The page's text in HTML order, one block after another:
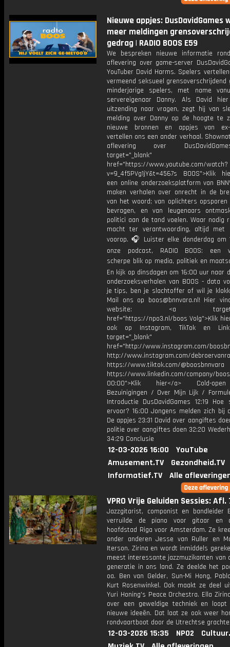
Nieuwe appjes: DusDavidGames
meer meldingen
gedrag | RADIO BOOS E59
We bespreken nieuwe informatie
aflevering over game-server
YouTuber David Harms. Spelers
vermeend seksueel grensoverschrijdend
minderjarige spelers, met name
servereigenaar Danny. Als David
uitzending naar vragen, zegt hij van
melding over Danny op de hoogte te
nieuwe bronnen en appjes van ex-
vertellen ons een ander verhaal.
aflevering over
target="_blank"
href="https://www.youtube.com/watch?
v=9_4f5PVg1jY&t=4567s BOOS">Klik
een online onderzoeksplatform van
maken verhalen over onrecht in de
van het woord; van oplichters opsporen
bevragen, en van leugenaars
politici aan de tand voelen. Waar nodig
macht ter verantwoording, altijd met
voorop. 🎧 Luister elke donderdag om
onze podcast, RADIO BOOS: een
scherpe blik op media, politiek en
En kijk op dinsdagen om 16:00 uur naar
onderzoeksverhalen van BOOS - data
je tips, ben je slachtoffer of wil je
Mail ons op boos@bnnvara.nl! Hier
website: <a
href="https://npo3.nl/boos Volg">Klik
ook op Instagram, TikTok en
target="_blank"
href="http://www.instagram.com/
http://www.instagram.com/
https://www.tiktok.com/@boosbnnvara
https://www.linkedin.com/company/
00:00">Klik hier</a> Cold-
Bezuinigingen / Over Mijn Lijk /
Introductie DusDavidGames 12:19
ervoor? 16:00 Jongens melden zich bij
De appjes 23:31 David over aangiftes
politie over aangiftes doen 32:20
34:29 Conclusie
12-03-2026 16:00
YouTube
Amusement.TV
Gezondheid.TV
Informatief.TV
Alle
VPRO Vrije Geluiden Sessies: Afl.
Jazzgitarist, componist en bandleider
verruilde de piano voor gitaar en
hoofdstad Riga voor Amsterdam. Ze
onder anderen Jesse van Ruller en
Iterson. Zirina en wordt inmiddels
meest interessante jazzmuzikanten van
generatie in ons land. Ze deelde het
oa. Ben van Gelder, Sun-Mi Hong,
Kurt Rosenwinkel. Ook maakt ze deel
Yuri Honing's Peace Orchestra. Ella
over een geweldige techniek en
nieuwe ideeën. Dat laat ze ook weer
rondvaartboot door de Utrechtse
12-03-2026 15:35 NPO2